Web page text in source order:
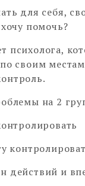
для себя,
помочь?
психолога,
своим
на 2
действий и